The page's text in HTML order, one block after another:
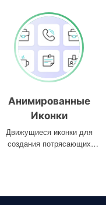
Анимированные
Иконки
Движущиеся иконки для
создания потрясающих